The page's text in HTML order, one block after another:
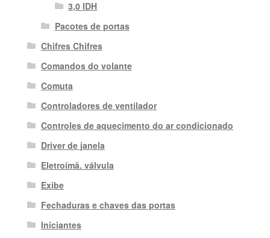
3,0 IDH
Pacotes de portas
Chifres Chifres
Comandos do volante
Comuta
Controladores de ventilador
Controles de aquecimento do ar condicionado
Driver de janela
Eletroímã. válvula
Exibe
Fechaduras e chaves das portas
Iniciantes